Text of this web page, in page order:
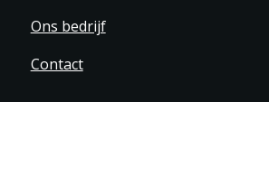
Ons bedrijf
Contact